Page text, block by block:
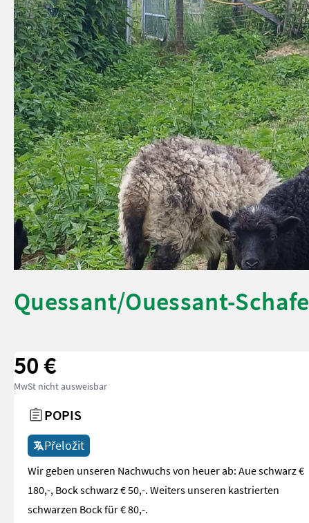
Quessant/Ouessant-Schafe
50 €
MwSt nicht ausweisbar
POPIS
Přeložit
Wir geben unseren Nachwuchs von heuer ab: Aue schwarz €
180,-, Bock schwarz € 50,-. Weiters unseren kastrierten
schwarzen Bock für € 80,-.